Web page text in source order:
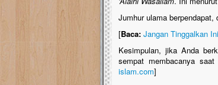
Jumhur ulama
[Baca: Jangan Tinggalkan
Kesimpulan, jika Anda
sempat membacanya
islam.com]